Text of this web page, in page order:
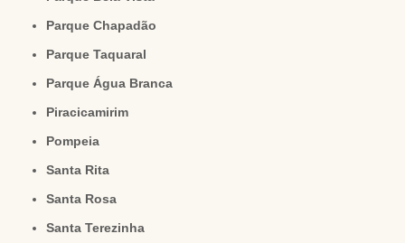
Parque Chapadão
Parque Taquaral
Parque Água Branca
Piracicamirim
Pompeia
Santa Rita
Santa Rosa
Santa Terezinha